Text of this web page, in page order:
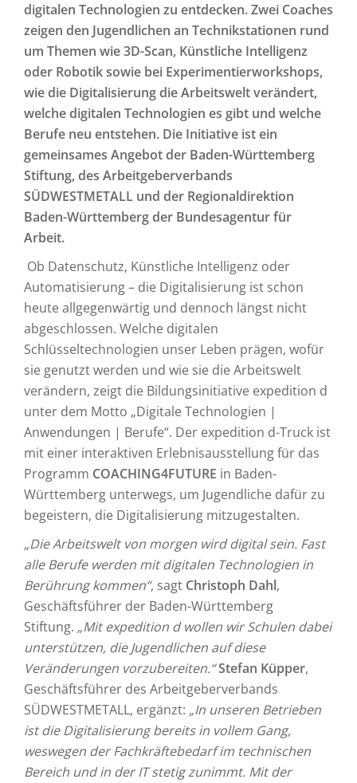
digitalen Technologien zu entdecken. Zwei Coaches
zeigen den Jugendlichen an Technikstationen rund
um Themen wie 3D-Scan, Künstliche Intelligenz
oder Robotik sowie bei Experimentierworkshops,
wie die Digitalisierung die Arbeitswelt verändert,
welche digitalen Technologien es gibt und welche
Berufe neu entstehen. Die Initiative ist ein
gemeinsames Angebot der Baden-Württemberg
Stiftung, des Arbeitgeberverbands
SÜDWESTMETALL und der Regionaldirektion
Baden-Württemberg der Bundesagentur für
Arbeit.
Ob Datenschutz, Künstliche Intelligenz oder
Automatisierung – die Digitalisierung ist schon
heute allgegenwärtig und dennoch längst nicht
abgeschlossen. Welche digitalen
Schlüsseltechnologien unser Leben prägen, wofür
sie genutzt werden und wie sie die Arbeitswelt
verändern, zeigt die Bildungsinitiative expedition d
unter dem Motto „Digitale Technologien |
Anwendungen | Berufe“. Der expedition d-Truck ist
mit einer interaktiven Erlebnisausstellung für das
Programm COACHING4FUTURE in Baden-
Württemberg unterwegs, um Jugendliche dafür zu
begeistern, die Digitalisierung mitzugestalten.
„Die Arbeitswelt von morgen wird digital sein. Fast
alle Berufe werden mit digitalen Technologien in
Berührung kommen“, sagt Christoph Dahl,
Geschäftsführer der Baden-Württemberg
Stiftung. „Mit expedition d wollen wir Schulen dabei
unterstützen, die Jugendlichen auf diese
Veränderungen vorzu­bereiten.“Stefan Küpper,
Geschäftsführer des Arbeitgeberverbands
SÜDWESTMETALL, ergänzt: „In unseren Betrieben
ist die Digitalisierung bereits in vollem Gang,
weswegen der Fachkräftebedarf im technischen
Bereich und in der IT stetig zunimmt. Mit der